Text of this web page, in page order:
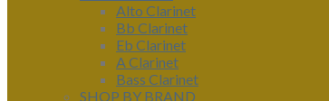
Alto Clarinet
Bb Clarinet
Eb Clarinet
A Clarinet
Bass Clarinet
SHOP BY BRAND